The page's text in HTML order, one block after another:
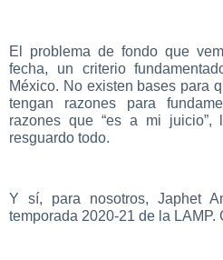
El problema de fondo que
fecha, un criterio
México. No existen bases para
tengan razones para
razones que “es a mi
resguardo todo.
Y sí, para nosotros, Japhet
temporada 2020-21 de la LAMP.